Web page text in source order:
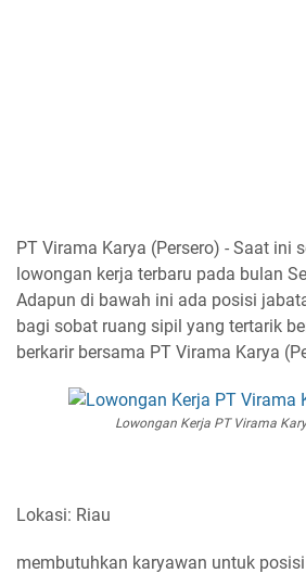
PT Virama Karya (Persero) - Saat ini
lowongan kerja terbaru pada bulan
Adapun di bawah ini ada posisi
bagi sobat ruang sipil yang tertarik
berkarir bersama PT Virama Karya
Lowongan Kerja PT Virama
Lokasi: Riau
membutuhkan karyawan untuk